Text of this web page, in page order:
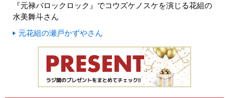
『元禄バロックロック』でコウズケノスケを演じる花組の
水美舞斗さん
元花組の瀬戸かずやさん